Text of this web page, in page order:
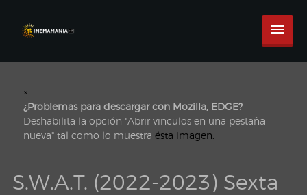
×
¿Problemas para descargar con Mozilla, EDGE?
Deshabilita la opción "Abrir vinculos en una pestaña
nueva" tal como lo muestra ésta imagen.
S.W.A.T. (2022-2023) Sexta